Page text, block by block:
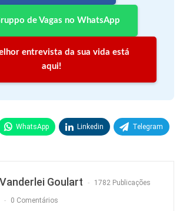
de Vagas no WhatsApp
entrevista da sua vida está
aqui!
WhatsApp Linkedin Telegram
Vanderlei Goulart 1782 Publicações
0 Comentários